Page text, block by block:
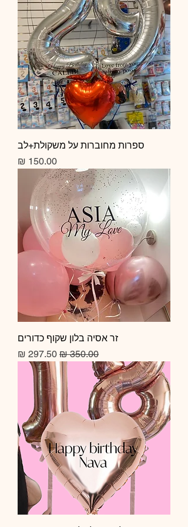
ספרות מחוברות על משקולת+לב
מחיר
זר אסיה בלון שקוף כדורים
מחיר רגיל מחיר מבצע